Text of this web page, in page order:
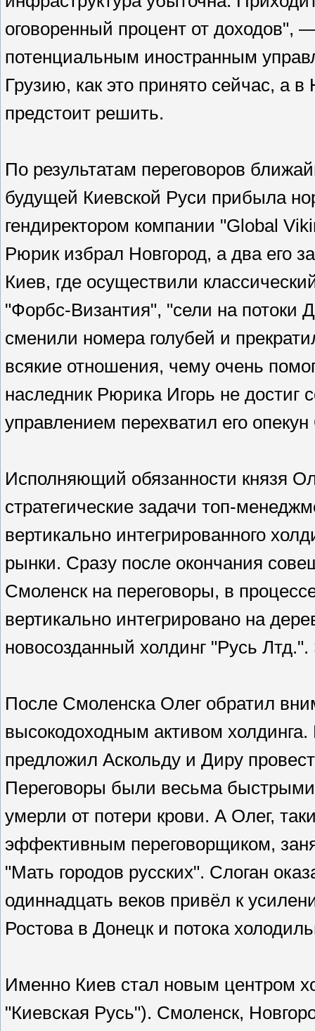
оговоренный процент от доходов",
потенциальным иностранным
Грузию, как это принято сейчас, а
предстоит решить.
По результатам переговоров
будущей Киевской Руси прибыла
гендиректором компании "Global
Рюрик избрал Новгород, а два его
Киев, где осуществили
"Форбс-Византия", "сели на потоки
сменили номера голубей и
всякие отношения, чему очень
наследник Рюрика Игорь не достиг
управлением перехватил его опекун
Исполняющий обязанности князя
стратегические задачи топ-
вертикально интегрированного
рынки. Сразу после окончания
Смоленск на переговоры, в
вертикально интегрировано на
новосозданный холдинг "Русь
После Смоленска Олег обратил
высокодоходным активом
предложил Аскольду и Диру
Переговоры были весьма
умерли от потери крови. А Олег,
эффективным переговорщиком,
"Мать городов русских". Слоган
одиннадцать веков привёл к
Ростова в Донецк и потока
Именно Киев стал новым центром
"Киевская Русь"). Смоленск,